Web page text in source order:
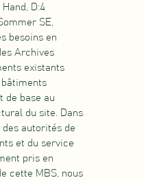
D:4
SE,
besoins en
Archives
existants
bâtiments
de base au
du site. Dans
autorités de
et du service
pris en
cette MBS, nous